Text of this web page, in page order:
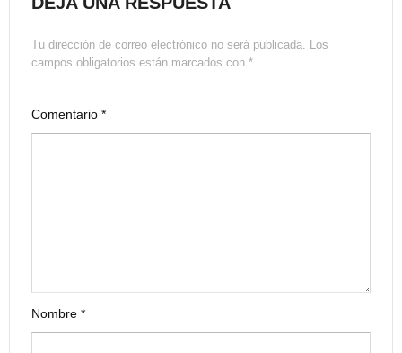
Tu dirección de correo electrónico no será publicada. Los
campos obligatorios están marcados con *
Comentario *
Nombre *